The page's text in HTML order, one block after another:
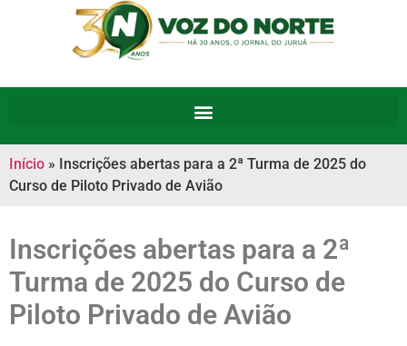
Início » Inscrições abertas para a 2ª Turma de 2025 do
Curso de Piloto Privado de Avião
Inscrições abertas para a 2ª
Turma de 2025 do Curso de
Piloto Privado de Avião